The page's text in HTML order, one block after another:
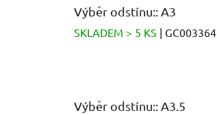
Výběr odstínu:: A3
SKLADEM > 5 KS | GC003364
Výběr odstínu:: A3.5